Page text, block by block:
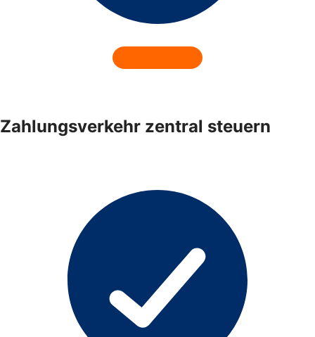
Zahlungsverkehr zentral steuern